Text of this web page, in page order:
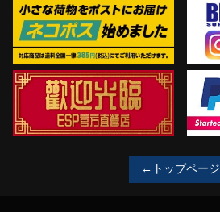
←トップページ